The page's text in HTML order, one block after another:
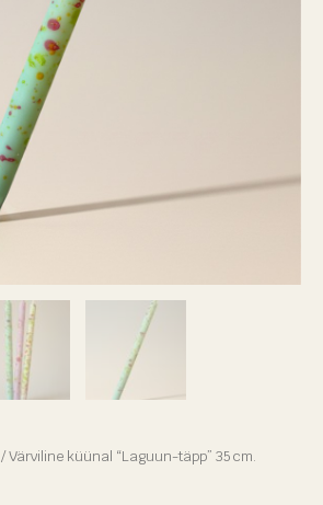
/ Värviline küünal “Laguun-täpp” 35 cm.